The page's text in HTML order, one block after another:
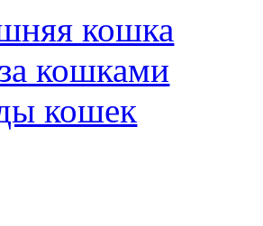
кошка
кошками
кошек